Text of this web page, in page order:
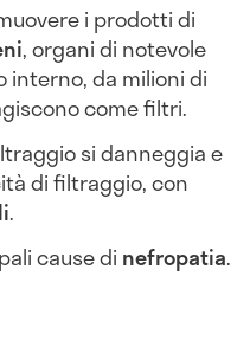
i prodotti di
, organi di notevole
interno, da milioni di
come filtri.
si danneggia e
di filtraggio, con
.
cause di nefropatia.